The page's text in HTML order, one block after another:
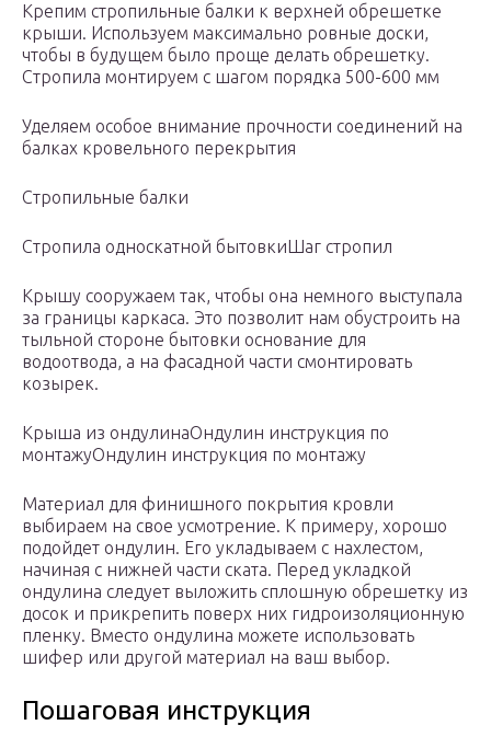
Крепим стропильные балки к верхней обрешетке
крыши. Используем максимально ровные доски,
чтобы в будущем было проще делать обрешетку.
Стропила монтируем с шагом порядка 500-600 мм
Уделяем особое внимание прочности соединений на
балках кровельного перекрытия
Стропильные балки
Стропила односкатной бытовкиШаг стропил
Крышу сооружаем так, чтобы она немного выступала
за границы каркаса. Это позволит нам обустроить на
тыльной стороне бытовки основание для
водоотвода, а на фасадной части смонтировать
козырек.
Крыша из ондулинаОндулин инструкция по
монтажуОндулин инструкция по монтажу
Материал для финишного покрытия кровли
выбираем на свое усмотрение. К примеру, хорошо
подойдет ондулин. Его укладываем с нахлестом,
начиная с нижней части ската. Перед укладкой
ондулина следует выложить сплошную обрешетку из
досок и прикрепить поверх них гидроизоляционную
пленку. Вместо ондулина можете использовать
шифер или другой материал на ваш выбор.
Пошаговая инструкция